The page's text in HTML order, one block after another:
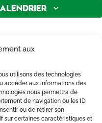
aux
utilisons des technologies
accéder aux informations des
nous permettra de
de navigation ou les ID
ou de retirer son
sur certaines caractéristiques et